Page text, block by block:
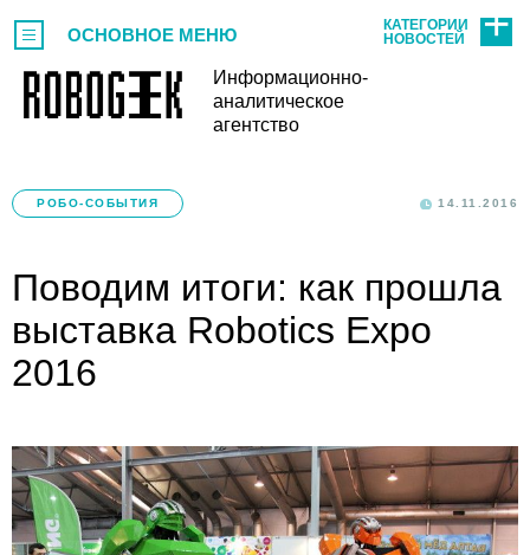
Информационно-
аналитическое
агентство
ОСНОВНОЕ МЕНЮ
КАТЕГОРИИ
НОВОСТЕЙ
РОБО-СОБЫТИЯ 14.11.2016
Поводим итоги: как прошла
выставка Robotics Expo
2016